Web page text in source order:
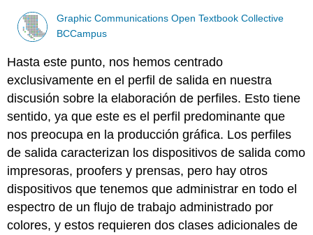
Graphic Communications Open Textbook Collective
BCCampus
Hasta este punto, nos hemos centrado
exclusivamente en el perfil de salida en nuestra
discusión sobre la elaboración de perfiles. Esto tiene
sentido, ya que este es el perfil predominante que
nos preocupa en la producción gráfica. Los perfiles
de salida caracterizan los dispositivos de salida como
impresoras, proofers y prensas, pero hay otros
dispositivos que tenemos que administrar en todo el
espectro de un flujo de trabajo administrado por
colores, y estos requieren dos clases adicionales de